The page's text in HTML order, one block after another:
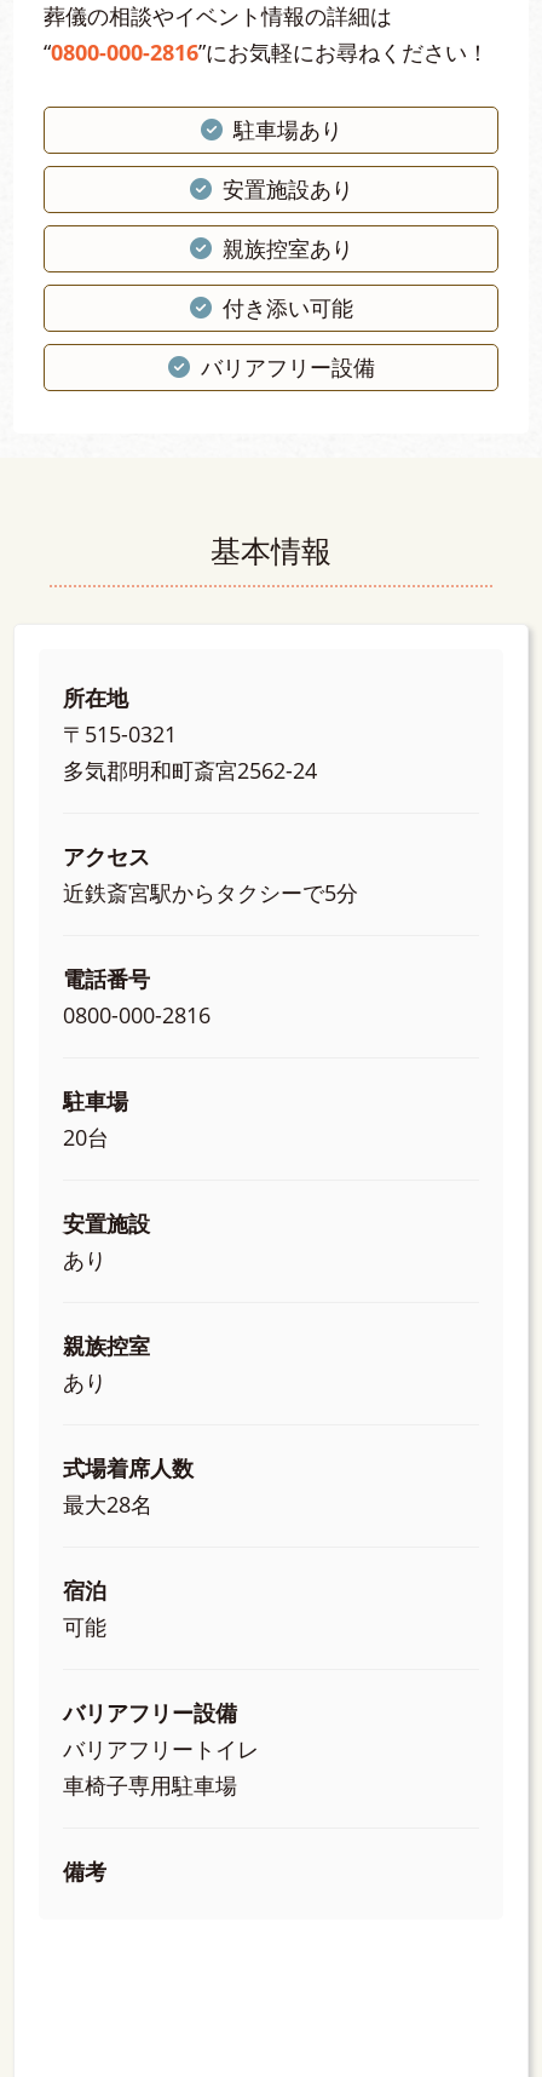
葬儀の相談やイベント情報の詳細は
“0800-000-2816”にお気軽にお尋ねください！
駐車場あり
安置施設あり
親族控室あり
付き添い可能
バリアフリー設備
基本情報
所在地
〒515-0321
多気郡明和町斎宮2562-24
アクセス
近鉄斎宮駅からタクシーで5分
電話番号
0800-000-2816
駐車場
20台
安置施設
あり
親族控室
あり
式場着席人数
最大28名
宿泊
可能
バリアフリー設備
バリアフリートイレ
車椅子専用駐車場
備考